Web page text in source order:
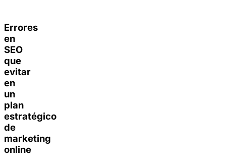
Errores
en
SEO
que
evitar
en
un
plan
estratégico
de
marketing
online